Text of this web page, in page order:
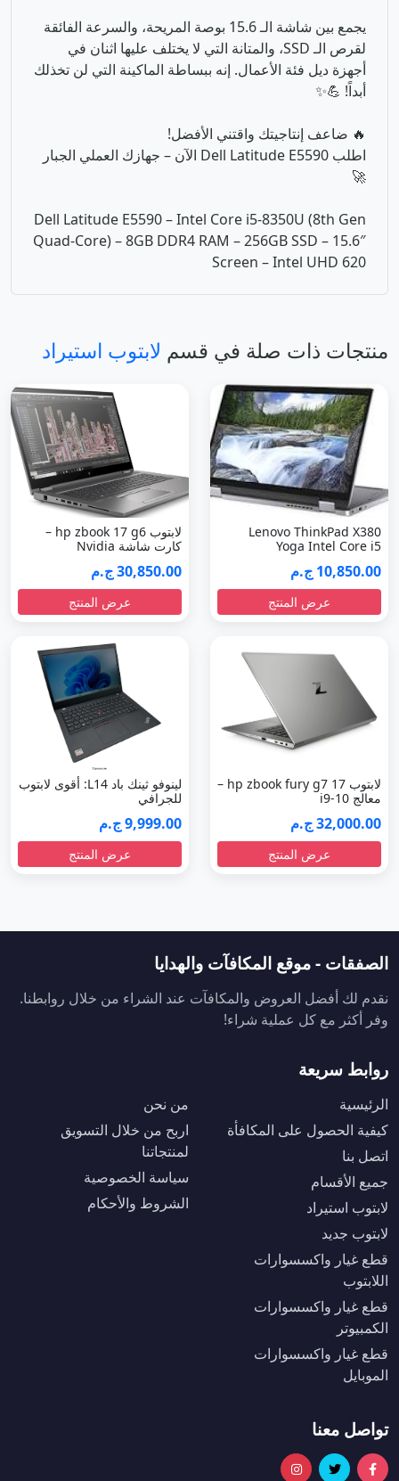
🔥 ضاعف إنتاجيتك واقتني الأفضل!
اطلب Dell Latitude E5590 الآن – جهازك العملي الجبار
🚀
Quad-Core) – 8GB DDR4 RAM – 256GB SSD – 15.6″
Screen – Intel UHD 620
منتجات ذات صلة في قسملابتوب استيراد
Lenovo ThinkPad X380
Yoga Intel Core i5
10,850.00 ج.م
عرض المنتج
لابتوب hp zbook 17 g6 –
كارت شاشة Nvidia
30,850.00 ج.م
عرض المنتج
معالج i9-10
32,000.00 ج.م
عرض المنتج
لينوفو ثينك باد L14: أقوى لابتوب
9,999.00 ج.م
عرض المنتج
الصفقات - موقع المكافآت والهدايا
نقدم لك أفضل العروض والمكافآت عند الشراء من خلال روابطنا.
وفر أكثر مع كل عملية شراء!
روابط سريعة
الرئيسية
كيفية الحصول على المكافأة
اتصل بنا
جميع الأقسام
لابتوب استيراد
لابتوب جديد
قطع غيار واكسسوارات
اللابتوب
قطع غيار واكسسوارات
الكمبيوتر
قطع غيار واكسسوارات
الموبايل
من نحن
اربح من خلال التسويق
لمنتجاتنا
سياسة الخصوصية
الشروط والأحكام
تواصل معنا